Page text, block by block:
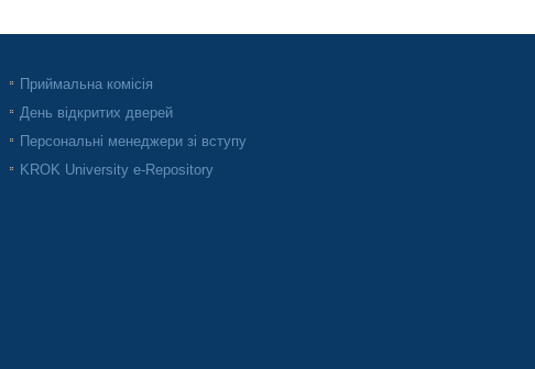
Приймальна комісія
День відкритих дверей
Персональні менеджери зі вступу
KROK University e-Repository